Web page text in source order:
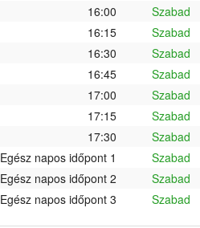
16:00
Szabad
16:15
Szabad
16:30
Szabad
16:45
Szabad
17:00
Szabad
17:15
Szabad
17:30
Szabad
Egész napos időpont 1
Szabad
Egész napos időpont 2
Szabad
Egész napos időpont 3
Szabad